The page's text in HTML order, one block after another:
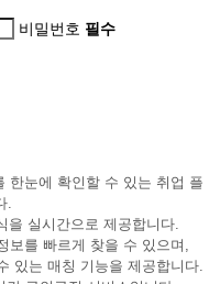
비밀번호 필수
한눈에 확인할 수 있는 취업 플
.
을 실시간으로 제공합니다.
보를 빠르게 찾을 수 있으며,
있는 매칭 기능을 제공합니다.